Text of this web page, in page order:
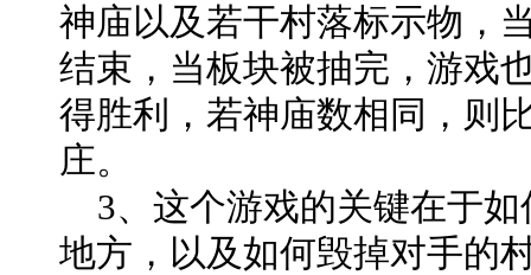
神庙以及若干村落标示物，
结束，当板块被抽完，游戏
得胜利，若神庙数相同，则
庄。
3、这个游戏的关键在于如
地方，以及如何毁掉对手的